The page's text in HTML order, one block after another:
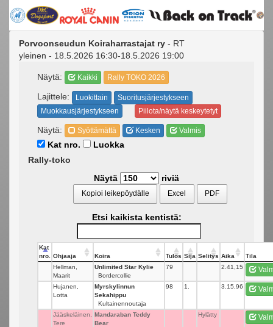
Porvoonseudun Koiraharrastajat ry - RT
yleinen - 18.5.2026 16:30-18.5.2026 19:00
Näytä: Kaikki Rally TOKO 2026
Lajittele: Luokittain
Suoritusjärjestykseen
Muokkausjärjestykseen
Piilota/näytä keskeytetyt
Näytä: Syöttämättä Kesken Valmis
Kat nro.
Luokka
Rally-toko
Näytä
riviä
Kopioi leikepöydälle Excel PDF
Etsi kaikista kentistä:
Kat
nro.
Ohjaaja Koira Tulos Sija Selitys Aika
Tila
Hellman,
Maarit
Unlimited Star Kylie
Bordercollie
79 2.41,15
Hujanen,
Lotta
Myrskylinnun
Sekahippu
Kultainennoutaja
98 1. 3.15,96
Jääskeläinen,
Tere
Mandaraban Teddy
Bear
Hylätty